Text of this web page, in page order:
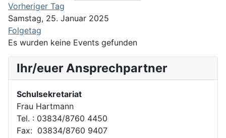
Vorheriger Tag
Samstag, 25. Januar 2025
Folgetag
Es wurden keine Events gefunden
Ihr/euer Ansprechpartner
Schulsekretariat
Frau Hartmann
Tel. : 03834/8760 4450
Fax: 03834/8760 9407